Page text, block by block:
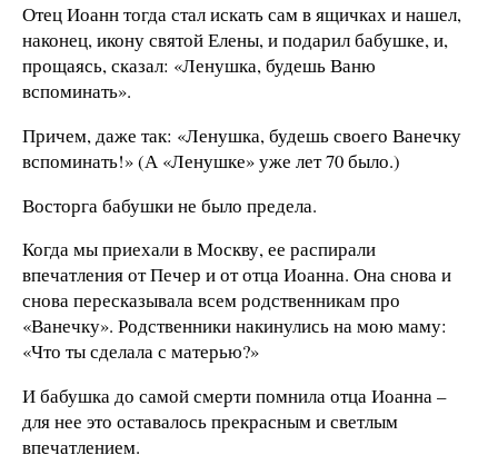
Отец Иоанн тогда стал искать сам в ящичках и нашел,
наконец, икону святой Елены, и подарил бабушке, и,
прощаясь, сказал: «Ленушка, будешь Ваню
вспоминать».
Причем, даже так: «Ленушка, будешь своего Ванечку
вспоминать!» (А «Ленушке» уже лет 70 было.)
Восторга бабушки не было предела.
Когда мы приехали в Москву, ее распирали
впечатления от Печер и от отца Иоанна. Она снова и
снова пересказывала всем родственникам про
«Ванечку». Родственники накинулись на мою маму:
«Что ты сделала с матерью?»
И бабушка до самой смерти помнила отца Иоанна –
для нее это оставалось прекрасным и светлым
впечатлением.